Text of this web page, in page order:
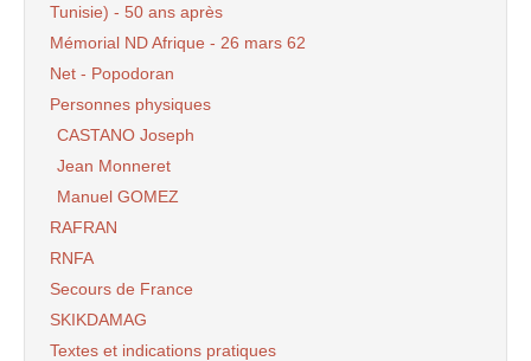
Tunisie) - 50 ans après
Mémorial ND Afrique - 26 mars 62
Net - Popodoran
Personnes physiques
CASTANO Joseph
Jean Monneret
Manuel GOMEZ
RAFRAN
RNFA
Secours de France
SKIKDAMAG
Textes et indications pratiques